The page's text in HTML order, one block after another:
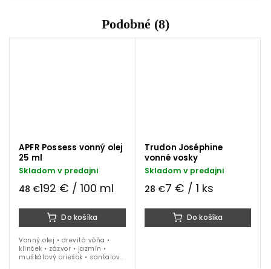
Podobné (8)
APFR Possess vonný olej
25 ml
Skladom v predajni
48 €192 € / 100 ml
Do košíka
Vonný olej • drevitá vôňa •
klinček • zázvor • jazmín •
muškátový oriešok • santalové
Trudon Joséphine
vonné vosky
Skladom v predajni
28 €7 € / 1 ks
Do košíka